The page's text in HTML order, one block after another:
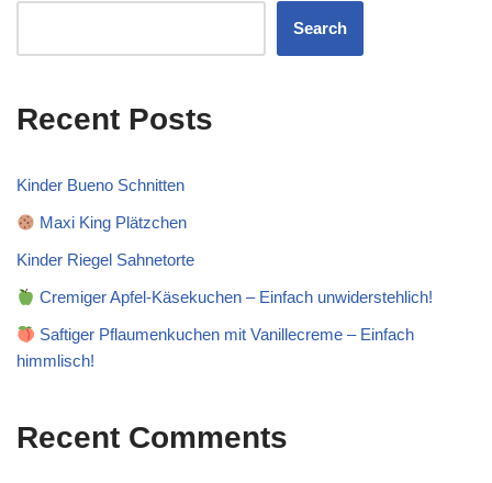
Search
Recent Posts
Kinder Bueno Schnitten
Maxi King Plätzchen
Kinder Riegel Sahnetorte
Cremiger Apfel-Käsekuchen – Einfach unwiderstehlich!
Saftiger Pflaumenkuchen mit Vanillecreme – Einfach
himmlisch!
Recent Comments